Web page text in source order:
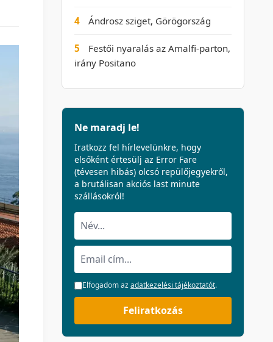
4 Ándrosz sziget, Görögország
5
Festői nyaralás az Amalfi-parton,
irány Positano
Ne maradj le!
Iratkozz fel hírlevelünkre, hogy
elsőként értesülj az Error Fare
(tévesen hibás) olcsó repülőjegyekről,
a brutálisan akciós last minute
szállásokról!
Elfogadom azadatkezelési tájékoztatót.
Feliratkozás